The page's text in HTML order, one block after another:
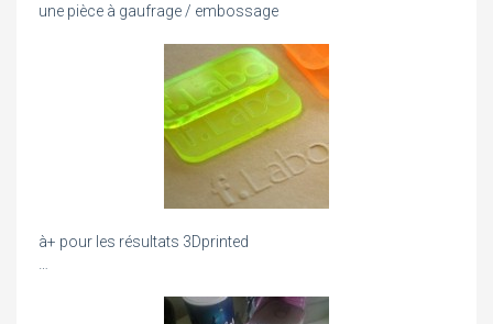
une pièce à gaufrage / embossage
à+ pour les résultats 3Dprinted